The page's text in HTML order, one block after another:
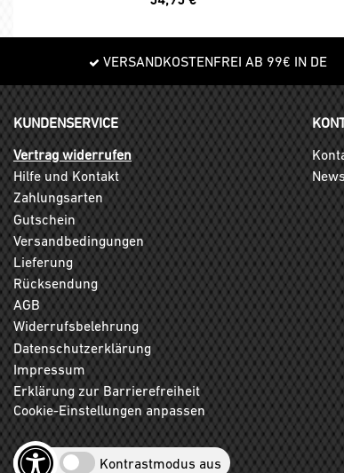
VERSANDKOSTENFREI AB 99€ IN DE
KUNDENSERVICE
Vertrag widerrufen
Hilfe und Kontakt
Zahlungsarten
Gutschein
Versandbedingungen
Lieferung
Rücksendung
AGB
Widerrufsbelehrung
Datenschutzerklärung
Impressum
Erklärung zur Barrierefreiheit
Cookie-Einstellungen anpassen
Kontrastmodus aus